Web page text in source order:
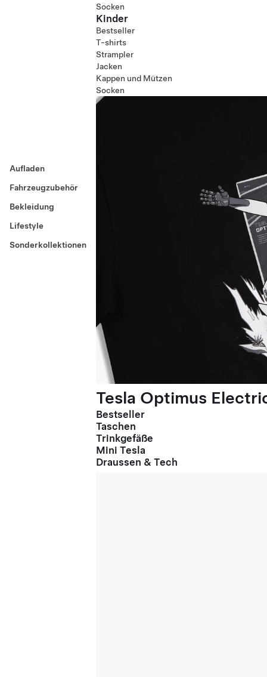
Aufladen
Fahrzeugzubehör
Bekleidung
Lifestyle
Sonderkollektionen
Socken
Kinder
Bestseller
T-shirts
Strampler
Jacken
Kappen und Mützen
Socken
Tesla Optimus
Bestseller
Taschen
Trinkgefäße
Mini Tesla
Draussen & Tech